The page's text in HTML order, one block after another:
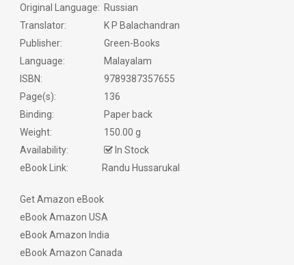
Original Language: Russian
Translator:
K P Balachandran
Publisher:
Green-Books
Language:
Malayalam
ISBN:
9789387357655
Page(s):
136
Binding:
Paper back
Weight:
150.00 g
Availability:
In Stock
eBook Link:
Randu Hussarukal
Get Amazon eBook
eBook Amazon USA
eBook Amazon India
eBook Amazon Canada